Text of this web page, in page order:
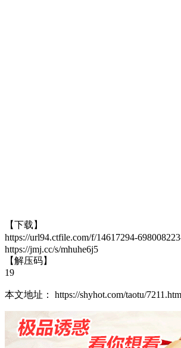
【下载】
https://url94.ctfile.com/f/14617294-
https://jmj.cc/s/mhuhe6j5
【解压码】
19
本文地址： https://shyhot.com/taotu/